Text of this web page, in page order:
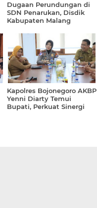
Dugaan Perundungan di
SDN Penarukan, Disdik
Kabupaten Malang
Toleransi Bagi Pelaku
Kapolres Bojonegoro AKBP
Yenni Diarty Temui
Bupati, Perkuat Sinergi